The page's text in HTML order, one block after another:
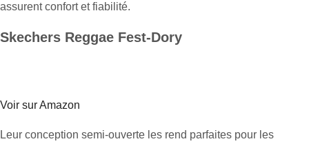
assurent confort et fiabilité.
Skechers Reggae Fest-Dory
Voir sur Amazon
Leur conception semi-ouverte les rend parfaites pour les